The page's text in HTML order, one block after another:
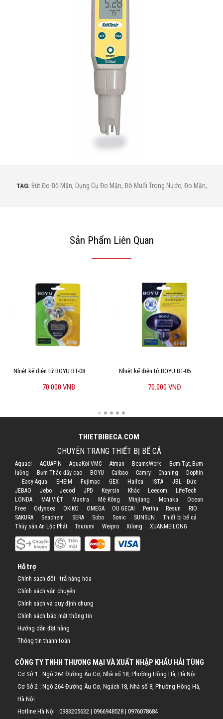
TAG: Bút Đo Độ Mặn, Dụng Cụ Đo Mặn, Đô Muối Trong Nước, Đo Mặn,
Sản Phẩm Liên Quan
Nhiệt kế điện tử BOYU BT-08
70.000 VNĐ
Nhiệt kế điện tử BOYU BT-05
70.000 VNĐ
THIETBIBECA.COM
CHUYÊN TRANG THIẾT BỊ BỂ CÁ
Aquael AQUAFIN AquaKoi VMC Atman BeamsWork
Bơm Tạt, Bơm
luồng
Bơm Thác đẩy cao BOYU Caibao Camry Chaning
Dophin
Easy-Aqua
EHEIM Fujimac GEX Hailea ISTA
JBL - Đức
JEBAO
Jebo Jecod JPD Keyrsin Khác Leecom
LifeTech
LONDA
MAI VIỆT Mastra Mê Kông Minjiang Monaka
Ocean
Free
Odyssea OKIKO OMEGA OU GECAI Periha Resun
RIO
SAKURA
Seachem SERA Sobo Sonic SUNSUN
Thiết bị bể cá
Thủy sản An Lộc Phát
Tsurumi Weipro Xilong XUANMEILONG
Hỗ trợ
Chính sách đổi - trả hàng hóa
Chính sách vận chuyển
Chính sách và quy định chung
Chính sách bảo mật thông tin
Hướng dẫn đặt hàng
Thông tin thanh toán
CÔNG TY TNHH THƯƠNG MẠI VÀ XUẤT NHẬP KHẨU HẢI TÙNG
Cơ Sở 1 : Ngõ 264 Đường Âu Cơ, Nhà số 18, Phường Hồng Hà, Hà Nội
Cơ Sở 2 : Ngõ 264 Đường Âu Cơ, Ngách 18, Nhà số 8, Phường Hồng Hà,
Hà Nội
Hotline Hà Nội : 0983205632 | 0966948528 | 0976078684